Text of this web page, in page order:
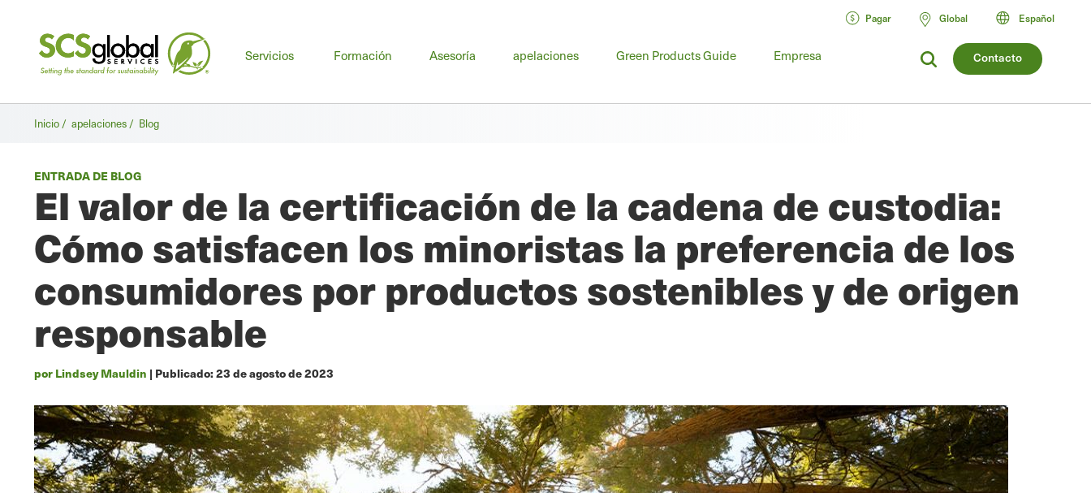
Contacto
Servicios
Menú
Formación Asesoría apelaciones Green Products Guide Empresa
Pagar Global Español
Inicio / apelaciones / Blog
ENTRADA DE BLOG
El valor de la certificación de la cadena de custodia:
Cómo satisfacen los minoristas la preferencia de los
consumidores por productos sostenibles y de origen
responsable
por Lindsey Mauldin | Publicado:23 de agosto de 2023